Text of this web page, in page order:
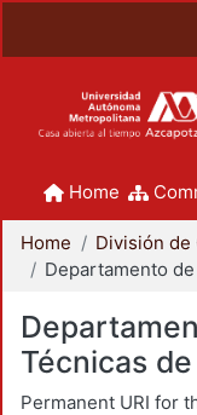
Home
Home
Técnicas
Permanent URI for